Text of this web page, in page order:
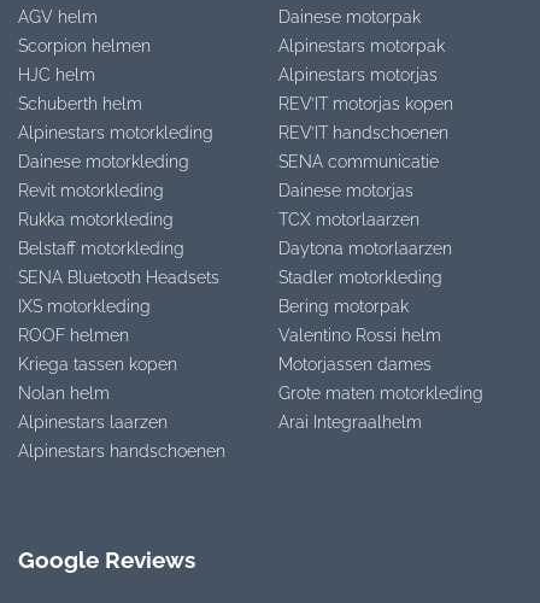
AGV helm
Scorpion helmen
HJC helm
Schuberth helm
Alpinestars motorkleding
Dainese motorkleding
Revit motorkleding
Rukka motorkleding
Belstaff motorkleding
SENA Bluetooth Headsets
IXS motorkleding
ROOF helmen
Kriega tassen kopen
Nolan helm
Alpinestars laarzen
Alpinestars handschoenen
Dainese motorpak
Alpinestars motorpak
Alpinestars motorjas
REV’IT motorjas kopen
REV’IT handschoenen
SENA communicatie
Dainese motorjas
TCX motorlaarzen
Daytona motorlaarzen
Stadler motorkleding
Bering motorpak
Valentino Rossi helm
Motorjassen dames
Grote maten motorkleding
Arai Integraalhelm
Google Reviews